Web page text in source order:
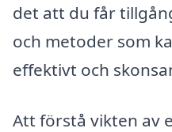
det att du får
och metoder som
effektivt och
Att förstå vikten av